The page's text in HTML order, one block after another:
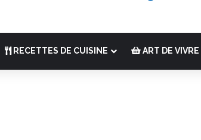
RECETTES DE CUISINE ART DE VIVRE